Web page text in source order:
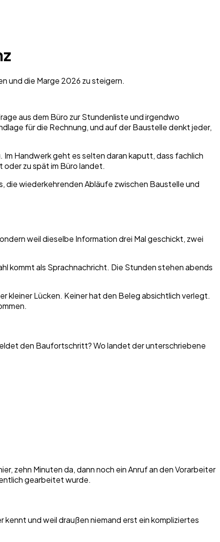
und die Marge 2026 zu steigern.
aus dem Büro zur Stundenliste und irgendwo
für die Rechnung, und auf der Baustelle denkt jeder,
Handwerk geht es selten daran kaputt, dass fachlich
zu spät im Büro landet.
die wiederkehrenden Abläufe zwischen Baustelle und
weil dieselbe Information drei Mal geschickt, zwei
kommt als Sprachnachricht. Die Stunden stehen abends
kleiner Lücken. Keiner hat den Beleg absichtlich verlegt.
den Baufortschritt? Wo landet der unterschriebene
zehn Minuten da, dann noch ein Anruf an den Vorarbeiter
gearbeitet wurde.
und weil draußen niemand erst ein kompliziertes